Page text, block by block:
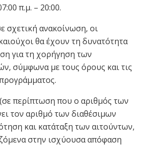
π.μ. – 20:00.
σχετική ανακοίνωση, οι
θα έχουν τη δυνατότητα
για τη χορήγηση των
σύμφωνα με τους όρους και τις
περίπτωση που ο αριθμός των
τον αριθμό των διαθέσιμων
και κατάταξη των αιτούντων,
στην ισχύουσα απόφαση